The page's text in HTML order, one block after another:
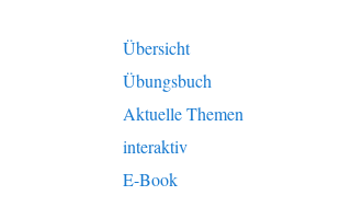
Übersicht
Übungsbuch
Aktuelle Themen
interaktiv
E-Book